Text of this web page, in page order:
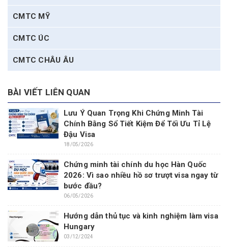
CMTC MỸ
CMTC ÚC
CMTC CHÂU ÂU
BÀI VIẾT LIÊN QUAN
Lưu Ý Quan Trọng Khi Chứng Minh Tài
Chính Bằng Sổ Tiết Kiệm Để Tối Ưu Tỉ Lệ
Đậu Visa
18/05/2026
Chứng minh tài chính du học Hàn Quốc
2026: Vì sao nhiều hồ sơ trượt visa ngay từ
bước đầu?
06/05/2026
Hướng dẫn thủ tục và kinh nghiệm làm visa
Hungary
03/12/2024